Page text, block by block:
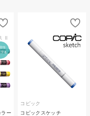
ー
コピック
コピックスケッチ